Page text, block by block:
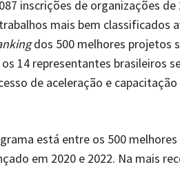
inscrições de organizações de
mais bem classificados
dos 500 melhores projetos
14 representantes brasileiros
de aceleração e
está entre os 500
em 2020 e 2022. Na mais